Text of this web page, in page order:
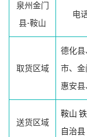
泉州金门
县-鞍山
电
取货区域
德化
市、金
惠安县
送货区域
鞍山
自治县